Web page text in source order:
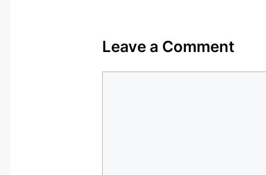
Leave a Comment